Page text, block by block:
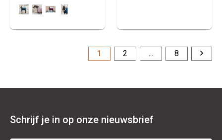
1 2 ... 8
Schrijf je in op onze nieuwsbrief